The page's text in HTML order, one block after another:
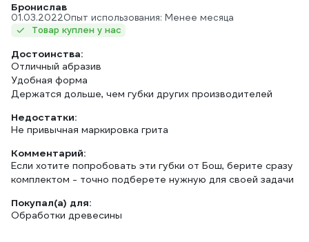
Бронислав
01.03.2022Опыт использования: Менее месяца
Товар куплен у нас
Достоинства:
Отличный абразив
Удобная форма
Держатся дольше, чем губки других производителей
Недостатки:
Не привычная маркировка грита
Комментарий:
Если хотите попробовать эти губки от Бош, берите сразу
комплектом - точно подберете нужную для своей задачи
Покупал(а) для:
Обработки древесины